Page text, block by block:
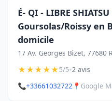
É- QI - LIBRE
Goursolas/Roissy en
domicile
17 Av. Georges Bizet, 77680
★★★★★5/5•2 avis
📞+33661032722 📍 Google